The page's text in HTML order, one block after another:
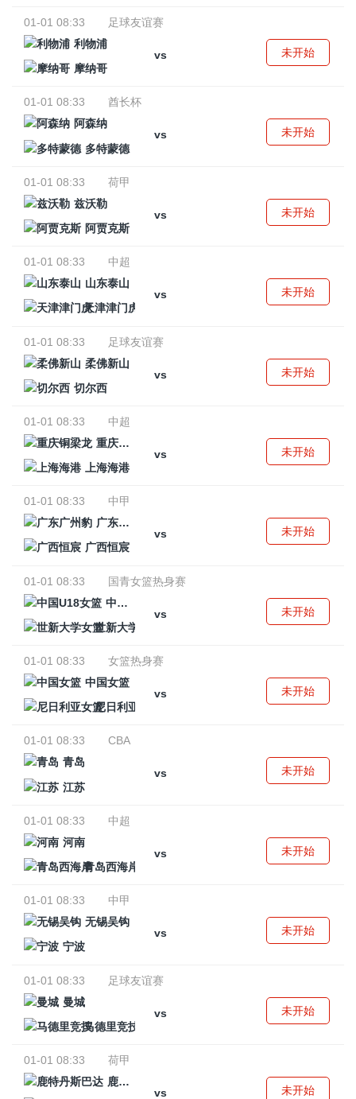
01-01 08:33
足球友谊赛
利物浦
vs
摩纳哥
未开始
01-01 08:33
酋长杯
阿森纳
vs
多特蒙德
未开始
01-01 08:33
荷甲
兹沃勒
vs
阿贾克斯
未开始
01-01 08:33
中超
山东泰山
vs
天津津门虎
未开始
01-01 08:33
足球友谊赛
柔佛新山
vs
切尔西
未开始
01-01 08:33
中超
重庆铜梁龙
vs
上海海港
未开始
01-01 08:33
中甲
广东广州豹
vs
广西恒宸
未开始
01-01 08:33
国青女篮热身赛
中国U18女篮
vs
世新大学女篮
未开始
01-01 08:33
女篮热身赛
中国女篮
vs
尼日利亚女篮
未开始
01-01 08:33
CBA
青岛
vs
江苏
未开始
01-01 08:33
中超
河南
vs
青岛西海岸
未开始
01-01 08:33
中甲
无锡吴钩
vs
宁波
未开始
01-01 08:33
足球友谊赛
曼城
vs
马德里竞技
未开始
01-01 08:33
荷甲
鹿特丹斯巴达
vs
未开始